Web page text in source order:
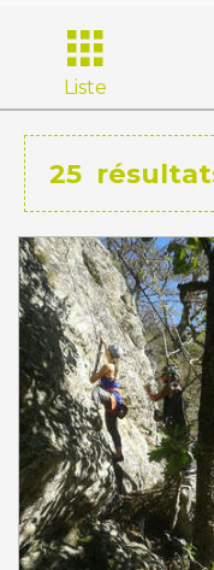
Liste
25